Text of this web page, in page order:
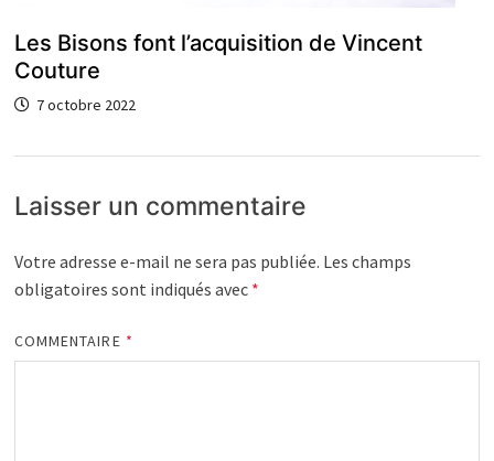
Les Bisons font l’acquisition de Vincent
Couture
7 octobre 2022
Laisser un commentaire
Votre adresse e-mail ne sera pas publiée. Les champs
obligatoires sont indiqués avec *
COMMENTAIRE *